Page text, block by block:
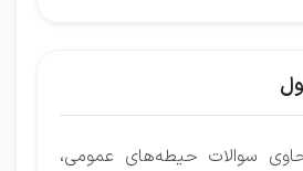
سوالات حیطه‌های عمومی،